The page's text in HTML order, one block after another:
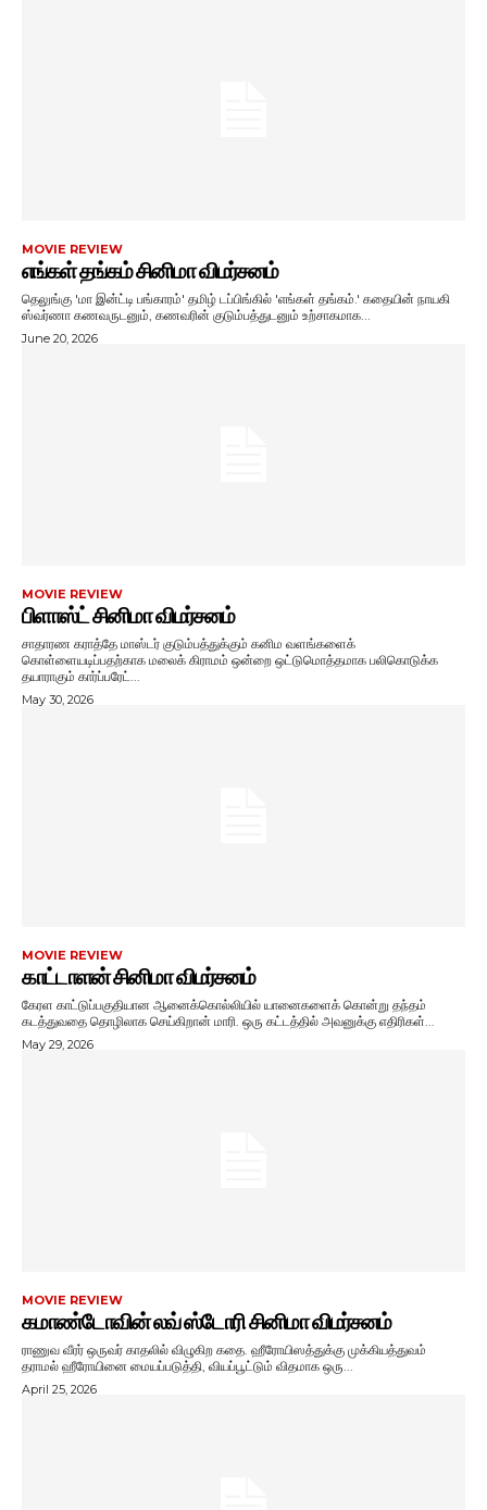
MOVIE REVIEW
எங்கள் தங்கம் சினிமா விமர்சனம்
தெலுங்கு 'மா இன்ட்டி பங்காரம்' தமிழ் டப்பிங்கில் 'எங்கள் தங்கம்.' கதையின் நாயகி
ஸ்வர்ணா கணவருடனும், கணவரின் குடும்பத்துடனும் உற்சாகமாக...
June 20, 2026
MOVIE REVIEW
பிளாஸ்ட் சினிமா விமர்சனம்
சாதாரண கராத்தே மாஸ்டர் குடும்பத்துக்கும் கனிம வளங்களைக்
கொள்ளையடிப்பதற்காக மலைக் கிராமம் ஒன்றை ஒட்டுமொத்தமாக பலிகொடுக்க
தயாராகும் கார்ப்பரேட்...
May 30, 2026
MOVIE REVIEW
காட்டாளன் சினிமா விமர்சனம்
கேரள காட்டுப்பகுதியான ஆனைக்கொல்லியில் யானைகளைக் கொன்று தந்தம்
கடத்துவதை தொழிலாக செய்கிறான் மாரி. ஒரு கட்டத்தில் அவனுக்கு எதிரிகள்...
May 29, 2026
MOVIE REVIEW
கமாண்டோவின் லவ் ஸ்டோரி சினிமா விமர்சனம்
ராணுவ வீரர் ஒருவர் காதலில் விழுகிற கதை. ஹீரோயிஸத்துக்கு முக்கியத்துவம்
தராமல் ஹீரோயினை மையப்படுத்தி, வியப்பூட்டும் விதமாக ஒரு...
April 25, 2026